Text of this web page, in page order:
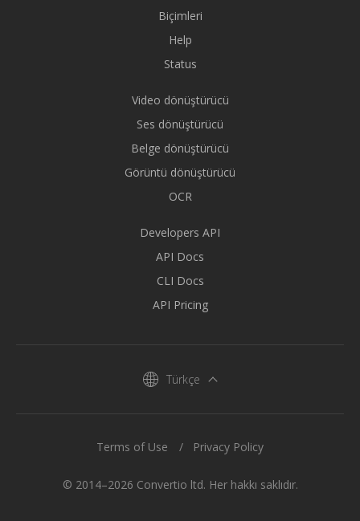
Biçimleri
Help
Status
Video dönüştürücü
Ses dönüştürücü
Belge dönüştürücü
Görüntü dönüştürücü
OCR
Developers API
API Docs
CLI Docs
API Pricing
Türkçe
© 2014–2026 Convertio ltd. Her hakkı saklıdır.
Terms of Use Privacy Policy